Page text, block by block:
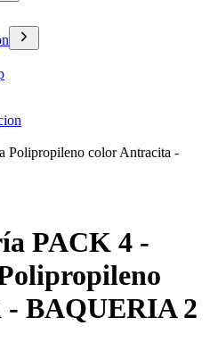
Polipropileno color Antracita -
PACK 4 -
BAQUERIA 2